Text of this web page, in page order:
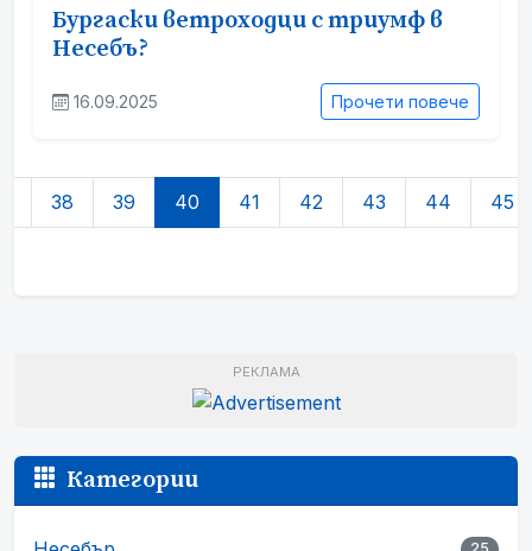
Бургаски ветроходци с триумф в
Несебъ?
16.09.2025 Прочети повече
38 39 40 41 42 43 44 45
РЕКЛАМА
Категории